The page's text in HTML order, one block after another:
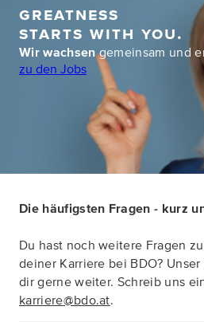
Greatness
starts with you.
Wir wachsengemeinsam und
zu den Jobs
Die häufigsten Fragen - kurz
Du hast noch weitere Fragen
deiner Karriere bei BDO?
dir gerne weiter. Schreib uns
karriere@bdo.at.